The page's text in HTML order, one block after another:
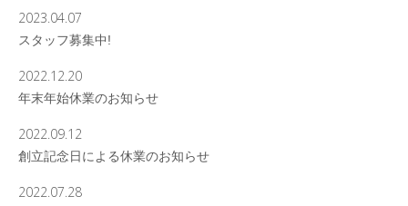
2023.04.07
スタッフ募集中!
2022.12.20
年末年始休業のお知らせ
2022.09.12
創立記念日による休業のお知らせ
2022.07.28